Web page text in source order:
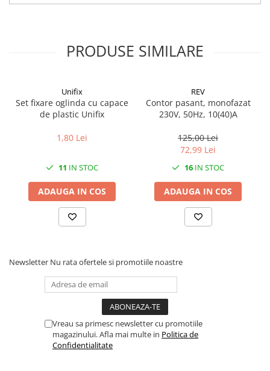
PRODUSE SIMILARE
Unifix
Set fixare oglinda cu capace
de plastic Unifix
1,80 Lei
11 IN STOC
ADAUGA IN COS
REV
Contor pasant, monofazat
230V, 50Hz, 10(40)A
125,00 Lei
72,99 Lei
16 IN STOC
ADAUGA IN COS
Newsletter Nu rata ofertele si promotiile noastre
Vreau sa primesc newsletter cu promotiile
magazinului. Afla mai multe in Politica de
Confidentialitate